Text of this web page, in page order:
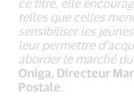
telles que celles
sensibiliser les
leur permettre
aborder le marché
Oniga, Directeur
Postale